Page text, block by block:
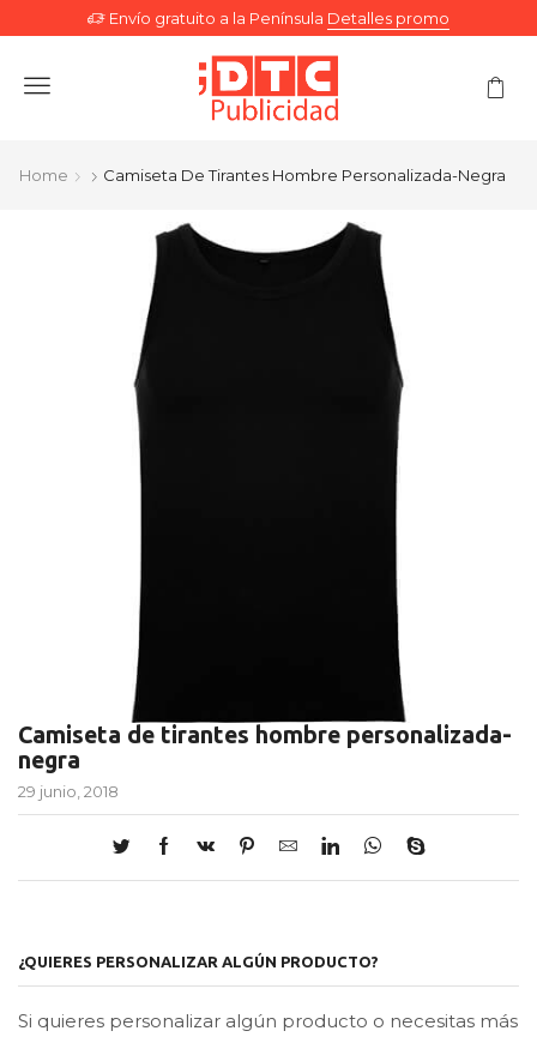
Envío gratuito a la Península Detalles promo
Menu
Home Camiseta De Tirantes Hombre Personalizada-Negra
Camiseta de tirantes hombre personalizada-
negra
29 junio, 2018
¿QUIERES PERSONALIZAR ALGÚN PRODUCTO?
Si quieres personalizar algún producto o necesitas más